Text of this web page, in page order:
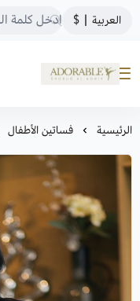
العربية |
$
ADORABLE
الرئيسية فساتين الأطفال